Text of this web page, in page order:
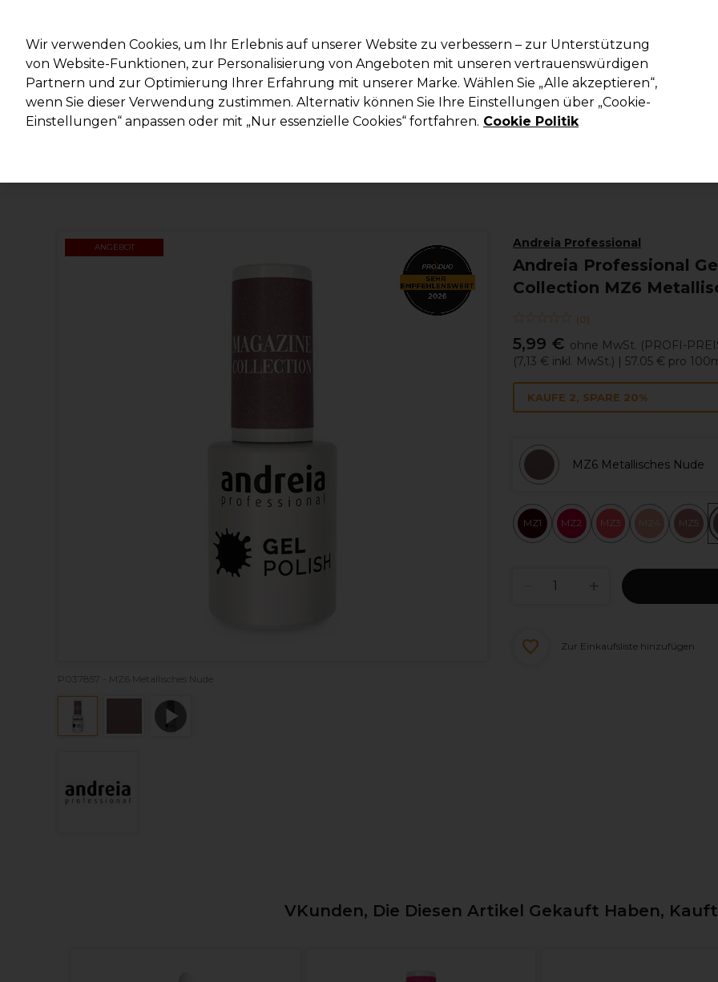
Suchen
Marken Deals Haare Elektrogeräte Saloneinrichtung Kosmetik Herrenfriseur Inspiration Die Professional
Lieferung und Lieferzeiten
Andreia Professional
Andreia Professional
Collection MZ6
(0)
5,99 € ohne MwSt. (PROFI-
(7,13 € inkl. MwSt.) | 57.05 € pro
ANGEBOT
P037857 - MZ6 Metallisches Nude
KAUFE 2, SPARE 20%
MZ6 Metallisches Nude
MZ1 MZ2 MZ3 MZ5
Zur Einkaufsliste hinzufügen
VKunden, Die Diesen Artikel Gekauft Haben,
Wir verwenden Cookies, um Ihr Erlebnis auf unserer Website zu verbessern – zur Unterstützung
von Website-Funktionen, zur Personalisierung von Angeboten mit unseren vertrauenswürdigen
Partnern und zur Optimierung Ihrer Erfahrung mit unserer Marke. Wählen Sie „Alle akzeptieren“,
wenn Sie dieser Verwendung zustimmen. Alternativ können Sie Ihre Einstellungen über „Cookie-
Einstellungen“ anpassen oder mit „Nur essenzielle Cookies“ fortfahren. Cookie Politik